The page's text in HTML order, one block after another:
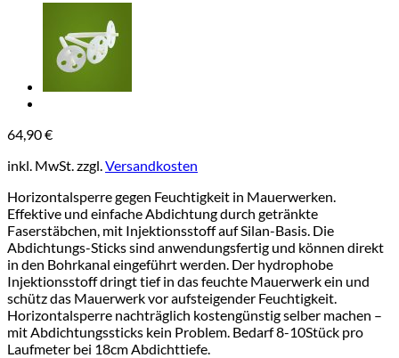
64,90€
inkl. MwSt.zzgl.Versandkosten
Horizontalsperre gegen Feuchtigkeit in Mauerwerken.
Effektive und einfache Abdichtung durch getränkte
Faserstäbchen, mit Injektionsstoff auf Silan-Basis. Die
Abdichtungs-Sticks sind anwendungsfertig und können direkt
in den Bohrkanal eingeführt werden. Der hydrophobe
Injektionsstoff dringt tief in das feuchte Mauerwerk ein und
schütz das Mauerwerk vor aufsteigender Feuchtigkeit.
Horizontalsperre nachträglich kostengünstig selber machen –
mit Abdichtungssticks kein Problem. Bedarf 8-10Stück pro
Laufmeter bei 18cm Abdichttiefe.